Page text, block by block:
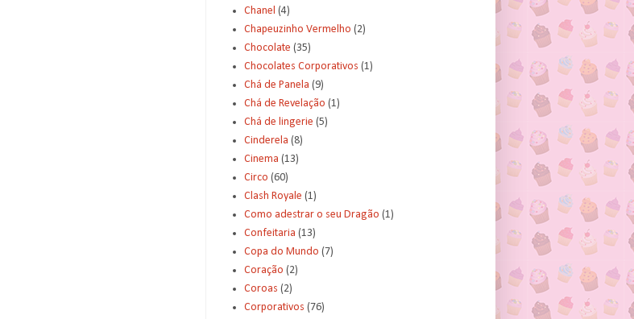
Chanel (4)
Chapeuzinho Vermelho (2)
Chocolate (35)
Chocolates Corporativos (1)
Chá de Panela (9)
Chá de Revelação (1)
Chá de lingerie (5)
Cinderela (8)
Cinema (13)
Circo (60)
Clash Royale (1)
Como adestrar o seu Dragão (1)
Confeitaria (13)
Copa do Mundo (7)
Coração (2)
Coroas (2)
Corporativos (76)